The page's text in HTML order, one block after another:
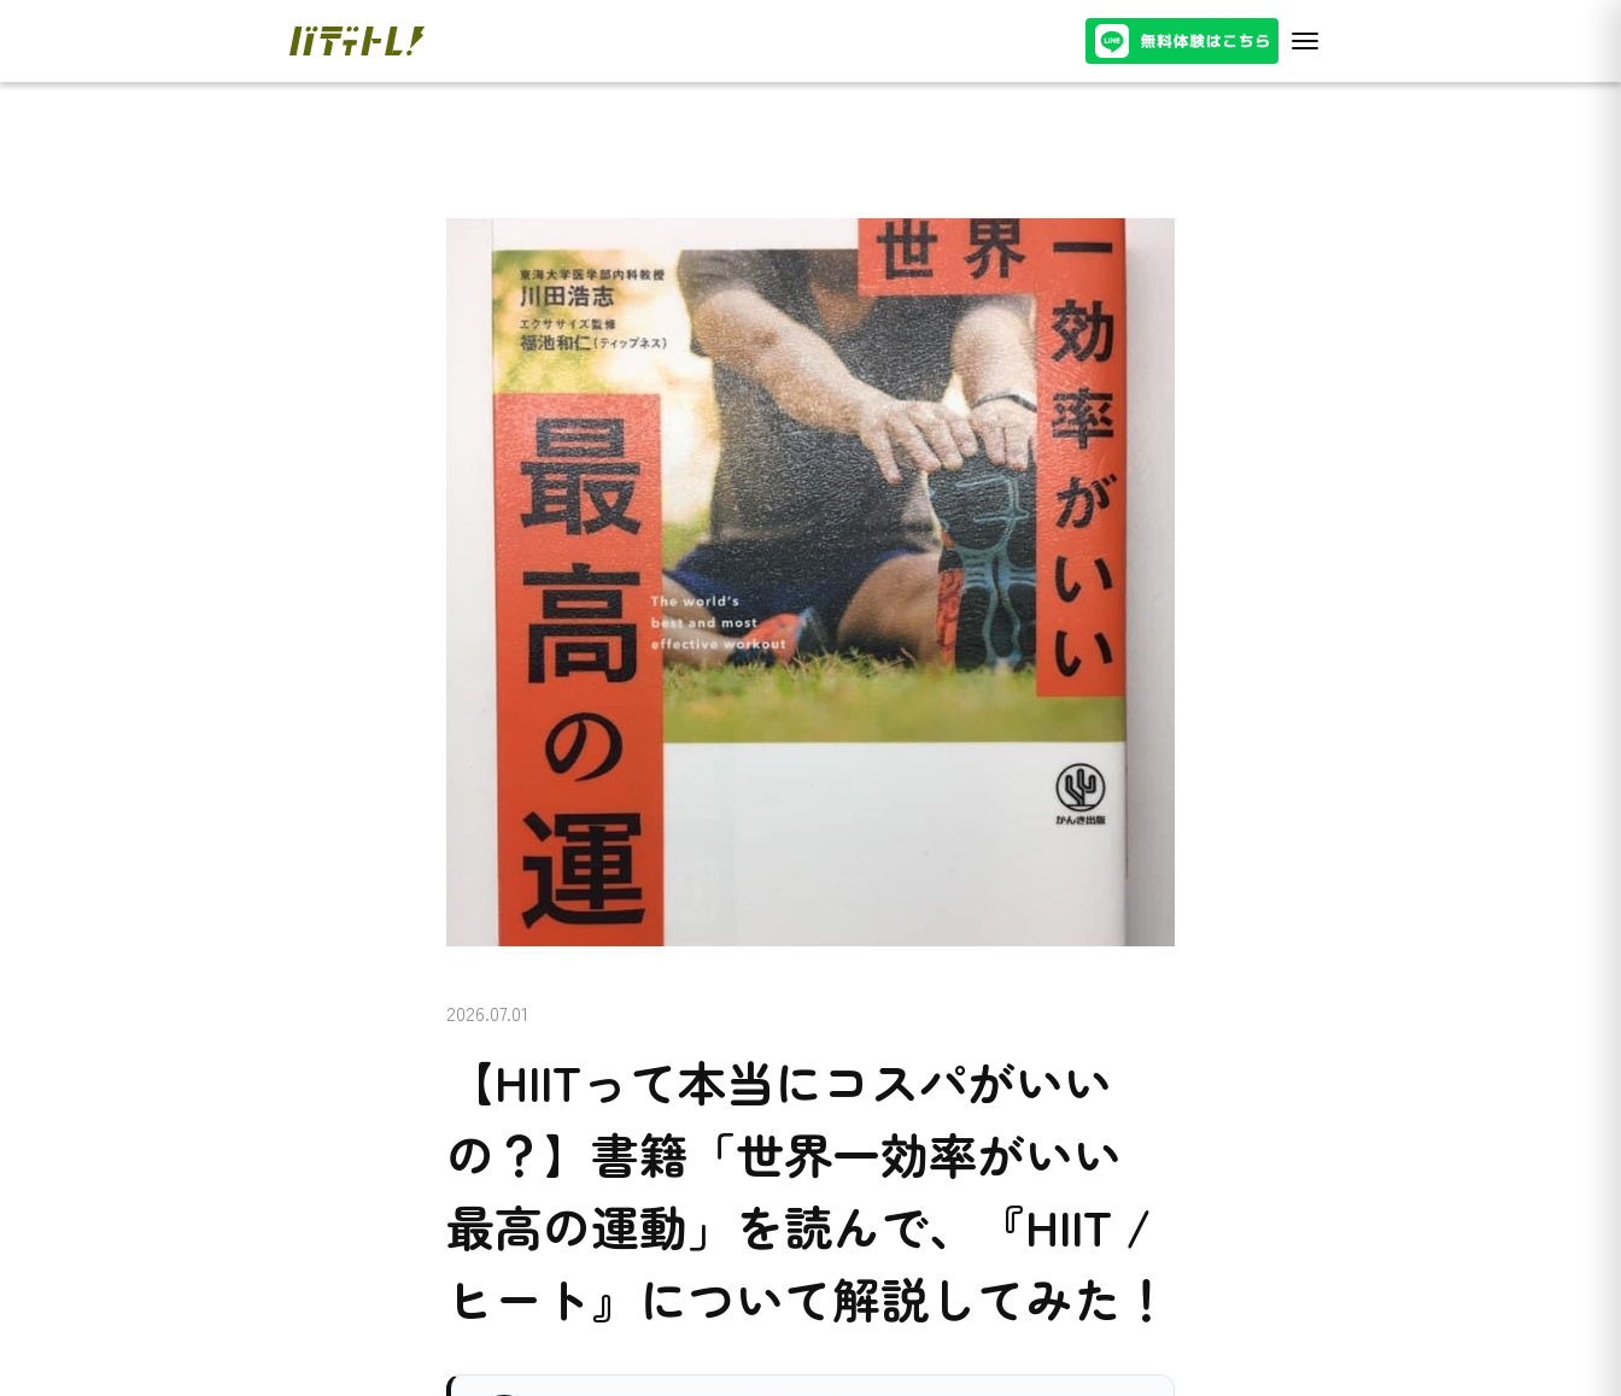
2026.07.01
【HIITって本当にコスパがいい
の？】書籍「世界一効率がいい
最高の運動」を読んで、『HIIT /
ヒート』について解説してみた！